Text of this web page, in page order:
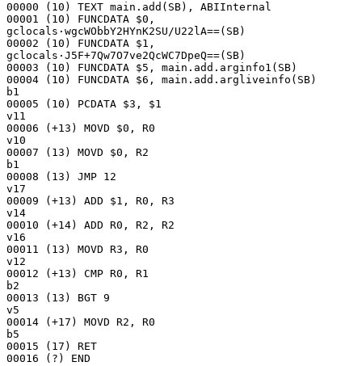
00000 (10) TEXT main.add(SB), ABIInternal
00001 (10) FUNCDATA $0,
gclocals·wgcWObbY2HYnK2SU/U22lA==(SB)
00002 (10) FUNCDATA $1,
gclocals·J5F+7Qw7O7ve2QcWC7DpeQ==(SB)
00003 (10) FUNCDATA $5, main.add.arginfo1(SB)
00004 (10) FUNCDATA $6, main.add.argliveinfo(SB)
b1
00005 (10) PCDATA $3, $1
v11
00006 (+13) MOVD $0, R0
v10
00007 (13) MOVD $0, R2
b1
00008 (13) JMP 12
v17
00009 (+13) ADD $1, R0, R3
v14
00010 (+14) ADD R0, R2, R2
v16
00011 (13) MOVD R3, R0
v12
00012 (+13) CMP R0, R1
b2
00013 (13) BGT 9
v5
00014 (+17) MOVD R2, R0
b5
00015 (17) RET
00016 (?) END